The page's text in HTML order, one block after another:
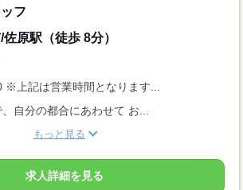
フ
原駅（徒歩 8分）
※上記は営業時間となります...
自分の都合にあわせて お...
もっと見る
求人詳細を見る